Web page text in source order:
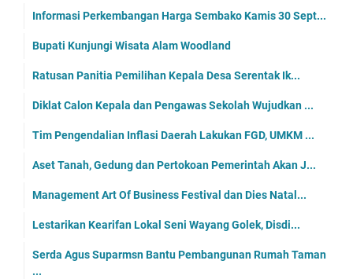
Informasi Perkembangan Harga Sembako Kamis 30 Sept...
Bupati Kunjungi Wisata Alam Woodland
Ratusan Panitia Pemilihan Kepala Desa Serentak Ik...
Diklat Calon Kepala dan Pengawas Sekolah Wujudkan ...
Tim Pengendalian Inflasi Daerah Lakukan FGD, UMKM ...
Aset Tanah, Gedung dan Pertokoan Pemerintah Akan J...
Management Art Of Business Festival dan Dies Natal...
Lestarikan Kearifan Lokal Seni Wayang Golek, Disdi...
Serda Agus Suparmsn Bantu Pembangunan Rumah Taman
...